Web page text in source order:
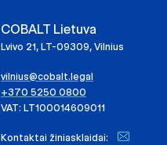
COBALT Lietuva
Lvivo 21, LT-09309, Vilnius
vilnius@cobalt.legal
+370 5250 0800
VAT: LT100014609011
Kontaktai žiniasklaidai: